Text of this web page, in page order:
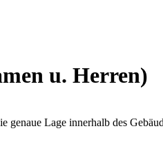
u. Herren)
Lage innerhalb des